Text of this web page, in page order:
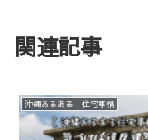
関連記事
沖縄あるある 住宅事情